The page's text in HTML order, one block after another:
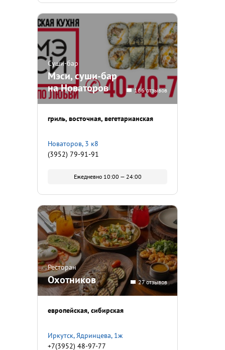
Суши-бар
Мэси, суши-бар
на Новаторов
166 отзывов
гриль восточная вегетарианская
Новаторов, 3 к8
(3952) 79-91-91
Ежедневно 10:00 — 24:00
Ресторан
Охотников 27 отзывов
европейская сибирская
Иркутск, Ядринцева, 1ж
+7(3952) 48-97-77